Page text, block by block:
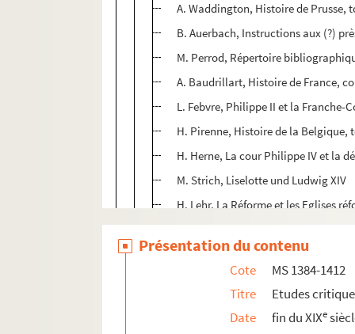
A. Waddington, Histoire de Prusse,
B. Auerbach, Instructions aux (?)
M. Perrod, Répertoire
A. Baudrillart, Histoire de France,
L. Febvre, Philippe II et la Franche-
H. Pirenne, Histoire de la Belgique,
H. Herne, La cour Philippe IV et la
M. Strich, Liselotte und Ludwig XIV
H. Lehr, La Réforme et les Eglises
E. Stengel, Die Immunitaet in
H. Bresslau, Das tausendjaehr.
A. Wahl, Robespierre, ein Vortrag
P. Lebrethon, Documents pour
G. Weill, La France sous la
Présentation du contenu
Cote
MS 1384-1412
Titre
Etudes
Date
fin du XIXe